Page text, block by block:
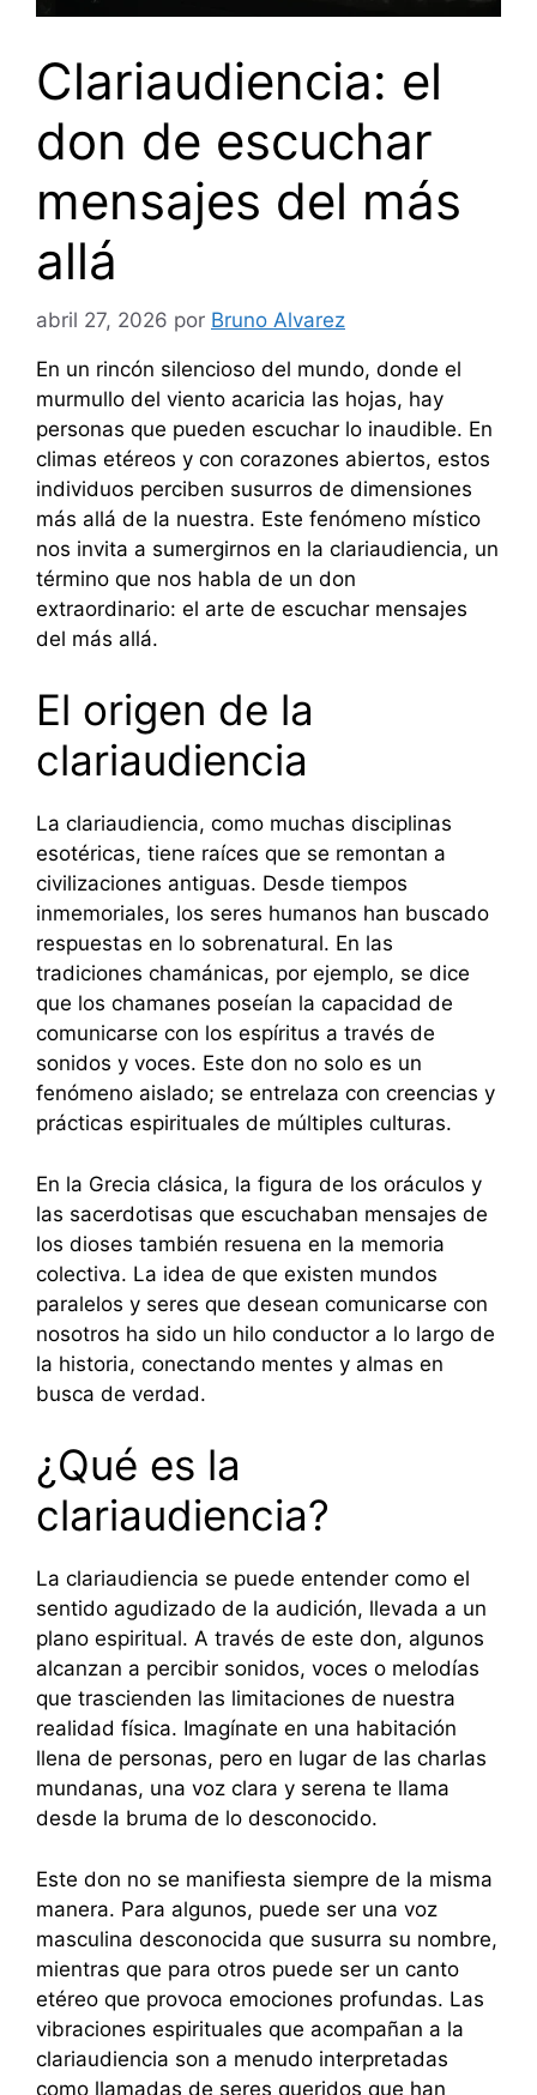
Clariaudiencia: el
don de escuchar
mensajes del más
allá
abril 27, 2026 por Bruno Alvarez
En un rincón silencioso del mundo, donde el
murmullo del viento acaricia las hojas, hay
personas que pueden escuchar lo inaudible. En
climas etéreos y con corazones abiertos, estos
individuos perciben susurros de dimensiones
más allá de la nuestra. Este fenómeno místico
nos invita a sumergirnos en la clariaudiencia, un
término que nos habla de un don
extraordinario: el arte de escuchar mensajes
del más allá.
El origen de la
clariaudiencia
La clariaudiencia, como muchas disciplinas
esotéricas, tiene raíces que se remontan a
civilizaciones antiguas. Desde tiempos
inmemoriales, los seres humanos han buscado
respuestas en lo sobrenatural. En las
tradiciones chamánicas, por ejemplo, se dice
que los chamanes poseían la capacidad de
comunicarse con los espíritus a través de
sonidos y voces. Este don no solo es un
fenómeno aislado; se entrelaza con creencias y
prácticas espirituales de múltiples culturas.
En la Grecia clásica, la figura de los oráculos y
las sacerdotisas que escuchaban mensajes de
los dioses también resuena en la memoria
colectiva. La idea de que existen mundos
paralelos y seres que desean comunicarse con
nosotros ha sido un hilo conductor a lo largo de
la historia, conectando mentes y almas en
busca de verdad.
¿Qué es la
clariaudiencia?
La clariaudiencia se puede entender como el
sentido agudizado de la audición, llevada a un
plano espiritual. A través de este don, algunos
alcanzan a percibir sonidos, voces o melodías
que trascienden las limitaciones de nuestra
realidad física. Imagínate en una habitación
llena de personas, pero en lugar de las charlas
mundanas, una voz clara y serena te llama
desde la bruma de lo desconocido.
Este don no se manifiesta siempre de la misma
manera. Para algunos, puede ser una voz
masculina desconocida que susurra su nombre,
mientras que para otros puede ser un canto
etéreo que provoca emociones profundas. Las
vibraciones espirituales que acompañan a la
clariaudiencia son a menudo interpretadas
como llamadas de seres queridos que han